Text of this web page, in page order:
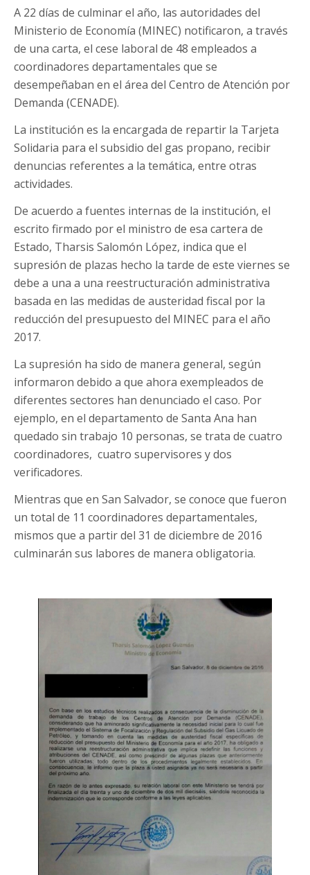
A 22 días de culminar el año, las autoridades del
Ministerio de Economía (MINEC) notificaron, a través
de una carta, el cese laboral de 48 empleados a
coordinadores departamentales que se
desempeñaban en el área del Centro de Atención por
Demanda (CENADE).
La institución es la encargada de repartir la Tarjeta
Solidaria para el subsidio del gas propano, recibir
denuncias referentes a la temática, entre otras
actividades.
De acuerdo a fuentes internas de la institución, el
escrito firmado por el ministro de esa cartera de
Estado, Tharsis Salomón López, indica que el
supresión de plazas hecho la tarde de este viernes se
debe a una a una reestructuración administrativa
basada en las medidas de austeridad fiscal por la
reducción del presupuesto del MINEC para el año
2017.
La supresión ha sido de manera general, según
informaron debido a que ahora exempleados de
diferentes sectores han denunciado el caso. Por
ejemplo, en el departamento de Santa Ana han
quedado sin trabajo 10 personas, se trata de cuatro
coordinadores, cuatro supervisores y dos
verificadores.
Mientras que en San Salvador, se conoce que fueron
un total de 11 coordinadores departamentales,
mismos que a partir del 31 de diciembre de 2016
culminarán sus labores de manera obligatoria.